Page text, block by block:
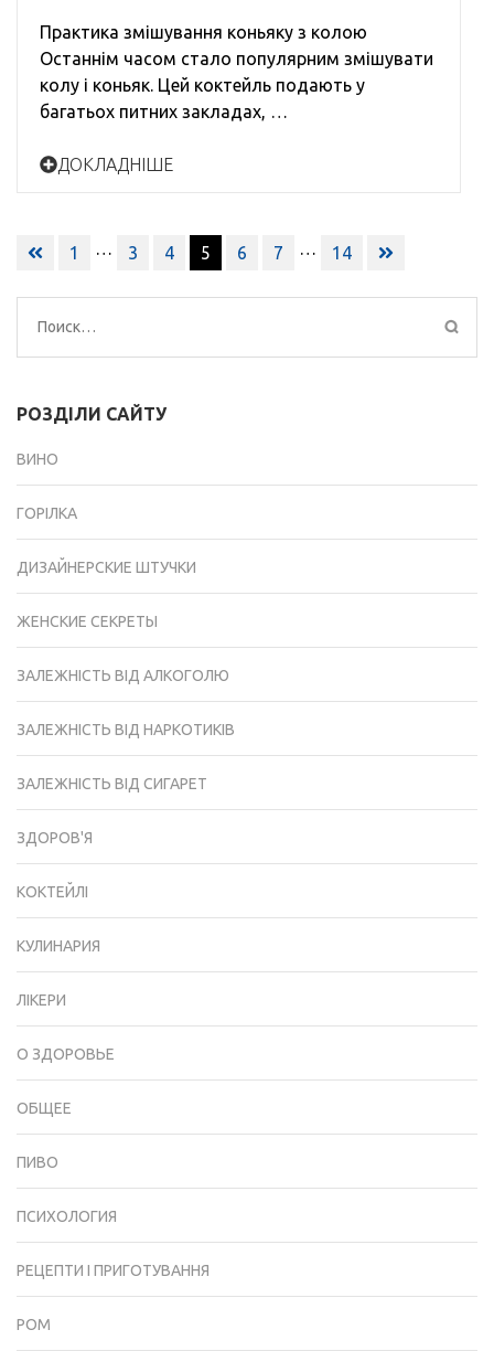
Практика змішування коньяку з колою
Останнім часом стало популярним змішувати
колу і коньяк. Цей коктейль подають у
багатьох питних закладах, …
ДОКЛАДНІШЕ
Навигация
записям
1 … 3 4 5 6 7 … 14
Найти:
РОЗДІЛИ САЙТУ
ВИНО
ГОРІЛКА
ДИЗАЙНЕРСКИЕ ШТУЧКИ
ЖЕНСКИЕ СЕКРЕТЫ
ЗАЛЕЖНІСТЬ ВІД АЛКОГОЛЮ
ЗАЛЕЖНІСТЬ ВІД НАРКОТИКІВ
ЗАЛЕЖНІСТЬ ВІД СИГАРЕТ
ЗДОРОВ'Я
КОКТЕЙЛІ
КУЛИНАРИЯ
ЛІКЕРИ
О ЗДОРОВЬЕ
ОБЩЕЕ
ПИВО
ПСИХОЛОГИЯ
РЕЦЕПТИ І ПРИГОТУВАННЯ
РОМ